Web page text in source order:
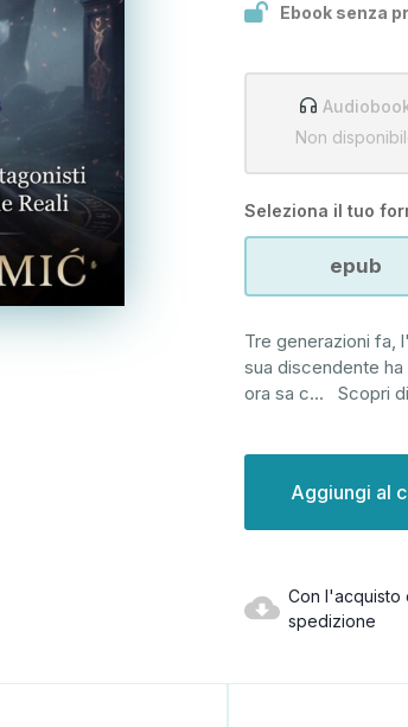
Ebook senza
Non
Seleziona il tuo
epub
Tre generazioni fa,
sua discendente
ora sa c... Scopri
attuale:
Con l'acquisto
spedizione